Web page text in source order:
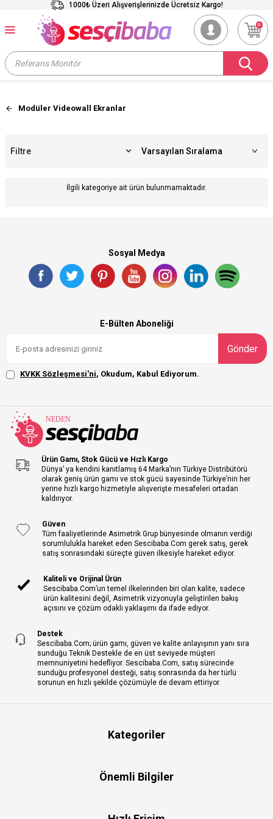
1000₺ Üzeri Alışverişlerinizde Ücretsiz Kargo!
0
Modüler Videowall Ekranlar
Filtre
İlgili kategoriye ait ürün bulunmamaktadır.
Sosyal Medya
E-Bülten Aboneliği
Gönder
KVKK Sözleşmesi'ni, Okudum, Kabul Ediyorum.
Ürün Gamı, Stok Gücü ve Hızlı Kargo
Dünya’ ya kendini kanıtlamış 64 Marka’nın Türkiye Distribütörü
olarak geniş ürün gamı ve stok gücü sayesinde Türkiye’nin her
yerine hızlı kargo hizmetiyle alışverişte mesafeleri ortadan
kaldırıyor.
Güven
Tüm faaliyetlerinde Asimetrik Grup bünyesinde olmanın verdiği
sorumlulukla hareket eden Sescibaba.Com gerek satış, gerek
satış sonrasındaki süreçte güven ilkesiyle hareket ediyor.
Kaliteli ve Orijinal Ürün
Sescibaba.Com’un temel ilkelerinden biri olan kalite, sadece
ürün kalitesini değil, Asimetrik vizyonuyla geliştirilen bakış
açısını ve çözüm odaklı yaklaşımı da ifade ediyor.
Destek
Sescibaba.Com; ürün gamı, güven ve kalite anlayışının yanı sıra
sunduğu Teknik Destekle de en üst seviyede müşteri
memnuniyetini hedefliyor. Sescibaba.Com, satış sürecinde
sunduğu profesyonel desteği, satış sonrasında da her türlü
sorunun en hızlı şekilde çözümüyle de devam ettiriyor.
Kategoriler
Önemli Bilgiler